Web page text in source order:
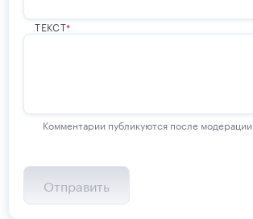
ТЕКСТ
Комментарии публикуются после модерации